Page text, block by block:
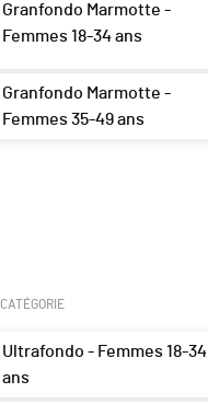
Granfondo Marmotte -
Femmes 18-34 ans
Granfondo Marmotte -
Femmes 35-49 ans
CATÉGORIE
Ultrafondo - Femmes 18-34
ans